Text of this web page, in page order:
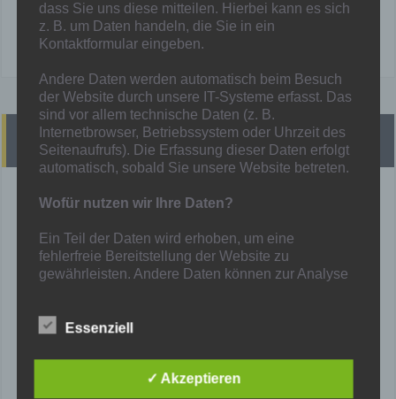
!! Heute finden KEINE Spiele statt !!
Mehr unter:Spielplan
Presse
derWesten vom 01.03.2026
zurück
derWesten vom 26.02.2026
Effektiver als Rheinland: Hamborn 07 erreicht den
RevierSport vom 25.02.2026
Fitnesszustand war desolat" - So geht Bouhadi die Mission
dass Sie uns diese mitteilen. Hierbei kann es sich
z. B. um Daten handeln, die Sie in ein
Kontaktformular eingeben.
Andere Daten werden automatisch beim Besuch
der Website durch unsere IT-Systeme erfasst. Das
sind vor allem technische Daten (z. B.
Internetbrowser, Betriebssystem oder Uhrzeit des
Seitenaufrufs). Die Erfassung dieser Daten erfolgt
automatisch, sobald Sie unsere Website betreten.
Wofür nutzen wir Ihre Daten?
Ein Teil der Daten wird erhoben, um eine
fehlerfreie Bereitstellung der Website zu
gewährleisten. Andere Daten können zur Analyse
Welche Rechte haben Sie bezüglich Ihrer
Sie haben jederzeit das Recht unentgeltlich
Essenziell
✓ Akzeptieren